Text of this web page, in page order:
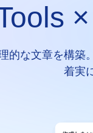
的な文章を構
着実